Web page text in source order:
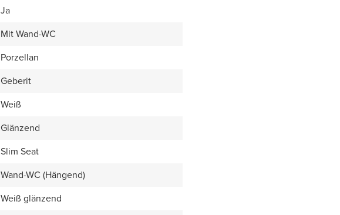
Ja
Mit Wand-WC
Porzellan
Geberit
Weiß
Glänzend
Slim Seat
Wand-WC (Hängend)
Weiß glänzend